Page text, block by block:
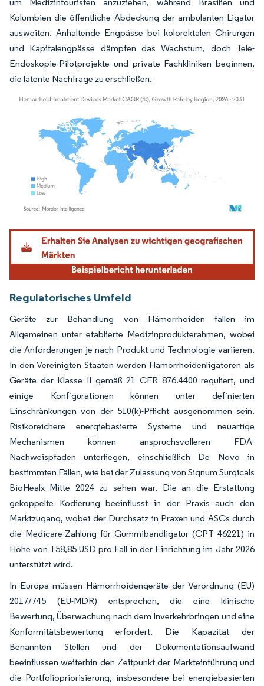
Kolumbien die öffentliche Abdeckung der ambulanten Ligatur
ausweiten. Anhaltende Engpässe bei kolorektalen Chirurgen
und Kapitalengpässe dämpfen das Wachstum, doch Tele-
Endoskopie-Pilotprojekte und private Fachkliniken beginnen,
die latente Nachfrage zu erschließen.
Bild © Mordor Intelligence. Wiederverwendung erfordert Namensnennung gemäß
Regulatorisches Umfeld
Geräte zur Behandlung von Hämorrhoiden fallen im
Allgemeinen unter etablierte Medizinprodukterahmen, wobei
die Anforderungen je nach Produkt und Technologie variieren.
In den Vereinigten Staaten werden Hämorrhoidenligatoren als
Geräte der Klasse II gemäß 21 CFR 876.4400 reguliert, und
einige Konfigurationen können unter definierten
Einschränkungen von der 510(k)-Pflicht ausgenommen sein.
Risikoreichere energiebasierte Systeme und neuartige
Mechanismen können anspruchsvolleren FDA-
Nachweispfaden unterliegen, einschließlich De Novo in
bestimmten Fällen, wie bei der Zulassung von Signum Surgicals
BioHealx Mitte 2024 zu sehen war. Die an die Erstattung
gekoppelte Kodierung beeinflusst in der Praxis auch den
Marktzugang, wobei der Durchsatz in Praxen und ASCs durch
die Medicare-Zahlung für Gummibandligatur (CPT 46221) in
Höhe von 158,85 USD pro Fall in der Einrichtung im Jahr 2026
unterstützt wird.
In Europa müssen Hämorrhoidengeräte der Verordnung (EU)
2017/745 (EU-MDR) entsprechen, die eine klinische
Bewertung, Überwachung nach dem Inverkehrbringen und eine
Konformitätsbewertung erfordert. Die Kapazität der
Benannten Stellen und der Dokumentationsaufwand
beeinflussen weiterhin den Zeitpunkt der Markteinführung und
die Portfoliopriorisierung, insbesondere bei energiebasierten